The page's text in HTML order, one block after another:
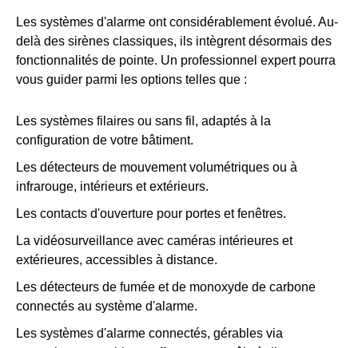
Les systèmes d'alarme ont considérablement évolué. Au-
delà des sirènes classiques, ils intègrent désormais des
fonctionnalités de pointe. Un professionnel expert pourra
vous guider parmi les options telles que :
Les systèmes filaires ou sans fil, adaptés à la
configuration de votre bâtiment.
Les détecteurs de mouvement volumétriques ou à
infrarouge, intérieurs et extérieurs.
Les contacts d'ouverture pour portes et fenêtres.
La vidéosurveillance avec caméras intérieures et
extérieures, accessibles à distance.
Les détecteurs de fumée et de monoxyde de carbone
connectés au système d'alarme.
Les systèmes d'alarme connectés, gérables via